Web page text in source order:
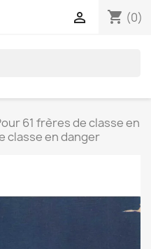
shopping_cart (0)

61 frères de classe en
classe en danger